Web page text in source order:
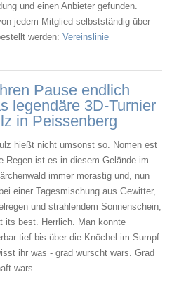
und einen Anbieter gefunden.
jedem Mitglied selbstständig über
werden:Vereinslinie
Pause endlich
legendäre 3D-Turnier
in Peissenberg
hießt nicht umsonst so. Nomen est
Regen ist es in diesem Gelände im
immer morastig und, nun
einer Tagesmischung aus Gewitter,
und strahlendem Sonnenschein,
its best. Herrlich. Man konnte
tief bis über die Knöchel im Sumpf
ihr was - grad wurscht wars. Grad
wars.